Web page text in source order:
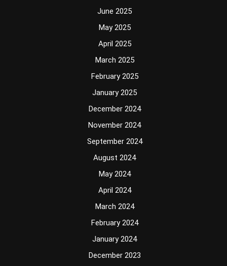
June 2025
May 2025
April 2025
March 2025
February 2025
January 2025
December 2024
November 2024
September 2024
August 2024
May 2024
April 2024
March 2024
February 2024
January 2024
December 2023